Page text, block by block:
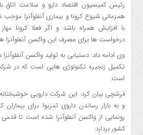
رئیس کمیسیون اقتصاد دارو و سلامت اتاق
همزمانی شیوع کرونا و بیماری آنفلوآنزا
با افزایش همراه باشد و اگر فعلا کرونا
درخواست ها برای مصرف این واکسن
وی ادامه داد: دستیابی به تولید واکسن
تکمیل زنجیره تکنولوژی هایی است که در
است.
و به بازار رساندن داروی تمزیوا برای
رونمایی از واکسن آنفلوآنزا شده است تا
کشور بردارد.